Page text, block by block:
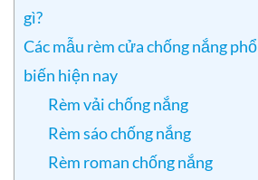
gì?
Các mẫu rèm cửa chống nắng phổ
biến hiện nay
Rèm vải chống nắng
Rèm sáo chống nắng
Rèm roman chống nắng